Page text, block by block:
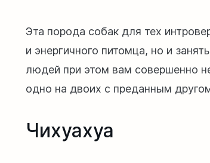
Эта порода собак для тех
и энергичного питомца, но и
людей при этом вам совершенно
одно на двоих с преданным
Чихуахуа